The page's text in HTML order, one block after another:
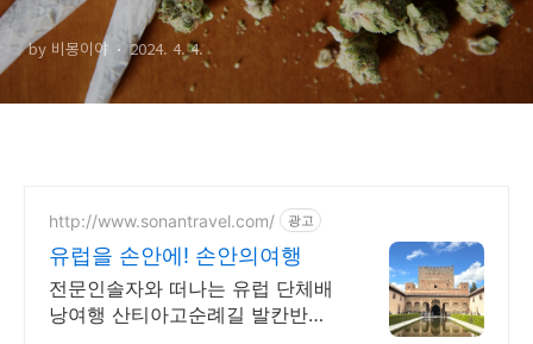
여행자도 합법?, 대마 합법 국
가, 흡입 시 처벌 법규
by 비몽이야 2024. 4. 4.
http://www.sonantravel.com/ 광고
유럽을 손안에! 손안의여행
전문인솔자와 떠나는 유럽 단체배
낭여행 산티아고순례길 발칸반도